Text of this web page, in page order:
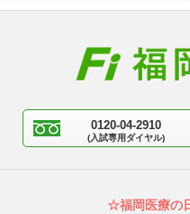
0120-04-2910
(入試専用ダイヤル)
☆福岡医療の